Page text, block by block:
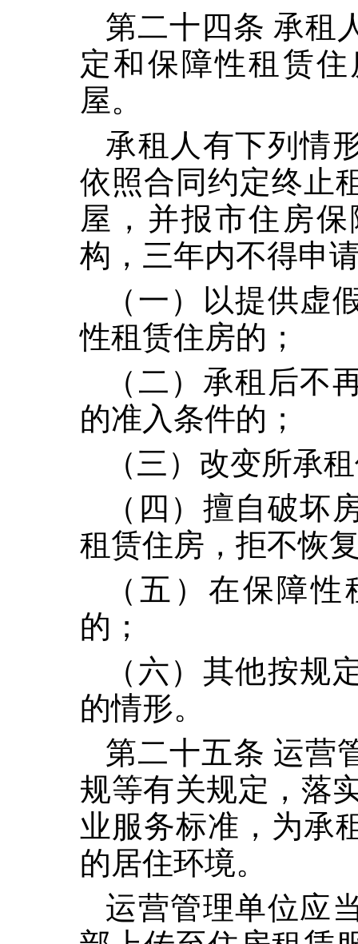
第二十四条 承租
定和保障性租赁
屋。
承租人有下列情
依照合同约定终止
屋，并报市住房
构，三年内不得申
（一）以提供虚
性租赁住房的；
（二）承租后不
的准入条件的；
（三）改变所承
（四）擅自破坏
租赁住房，拒不恢
（五）在保障
的；
（六）其他按规
的情形。
第二十五条 运营
规等有关规定，落
业服务标准，为承
的居住环境。
运营管理单位应